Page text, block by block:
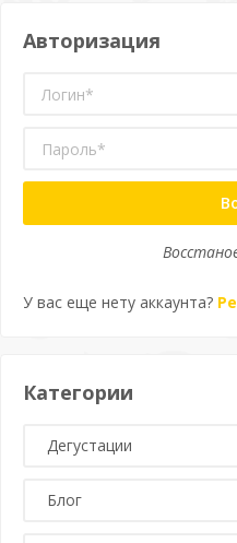
Авторизация
У вас еще нету аккаунта?
Категории
Дегустации
Блог